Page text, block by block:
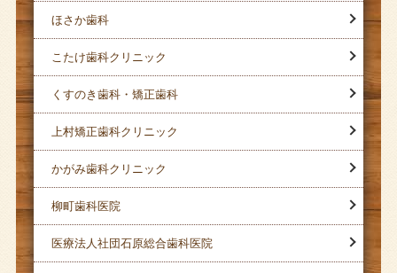
ほさか歯科
こたけ歯科クリニック
くすのき歯科・矯正歯科
上村矯正歯科クリニック
かがみ歯科クリニック
柳町歯科医院
医療法人社団石原総合歯科医院